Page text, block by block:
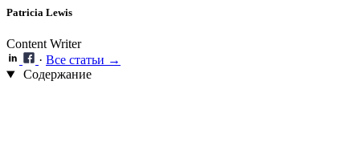
Patricia Lewis
Content Writer
· Все статьи →
Содержание